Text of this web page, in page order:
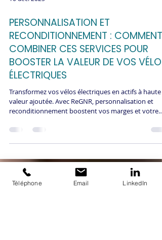
10 déc. 2025
PERSONNALISATION ET
RECONDITIONNEMENT : COMMENT
COMBINER CES SERVICES POUR
BOOSTER LA VALEUR DE VOS VÉLOS
ÉLECTRIQUES
valeur ajoutée. Avec ReGNR, personnalisation et
reconditionnement boostent vos marges et votre
impact environnemental.
Téléphone Email LinkedIn